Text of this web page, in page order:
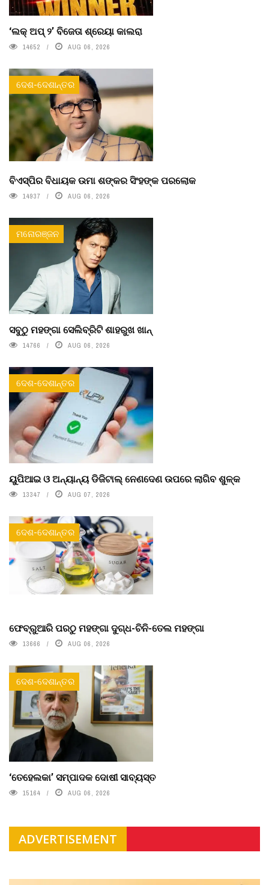
‘ଲକ୍ ଅପ୍ ୨’ ବିଜେତା ଶ୍ରେୟା କାଲରା
14652 AUG 06, 2026
ଦେଶ-ଦେଶାନ୍ତର
ବିଏସ୍‌ପିର ବିଧାୟକ ଉମା ଶଙ୍କର ସିଂହଙ୍କ ପରଲୋକ
14937 AUG 06, 2026
ମନୋରଞ୍ଜନ
ସବୁଠୁ ମହଙ୍ଗା ସେଲିବ୍ରିଟି ଶାହରୁଖ ଖାନ୍
14766 AUG 06, 2026
ଦେଶ-ଦେଶାନ୍ତର
ୟୁପିଆଇ ଓ ଅନ୍ୟାନ୍ୟ ଡିଜିଟାଲ୍ ନେଣଦେଣ ଉପରେ ଲାଗିବ ଶୁଳ୍କ
13347 AUG 07, 2026
ଦେଶ-ଦେଶାନ୍ତର
ଫେବ୍ରୁଆରି ପରଠୁ ମହଙ୍ଗା ଦୁଗ୍ଧ-ଚିନି-ତେଲ ମହଙ୍ଗା
13666 AUG 06, 2026
ଦେଶ-ଦେଶାନ୍ତର
‘ତେହେଲକା’ ସମ୍ପାଦକ ଦୋଷୀ ସାବ୍ୟସ୍ତ
15164 AUG 06, 2026
ADVERTISEMENT